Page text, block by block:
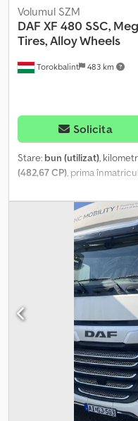
Torokbalint 483 km
Volumul SZM
DAF XF 480 SSC,
Tires, Alloy Wheels
Solicita
Stare: bun (utilizat),
(482,67 CP), prima
cabină șofer:cabina de
Euro 6, An de
(Sistem de frânare
bord, filtru de particule,
electrică a geamurilor,
accesorii suplimentare = -
Suspensie cu arcuri
cu suspensie pneumatică -
Cabină de odihnă -
SSC Mega Red, 661 km,
anvelope noi Michelin =
Aa Tjrf Axă față:
goală: 7.964 kg Capacitate
admisă: 35.979 kg Defecte: